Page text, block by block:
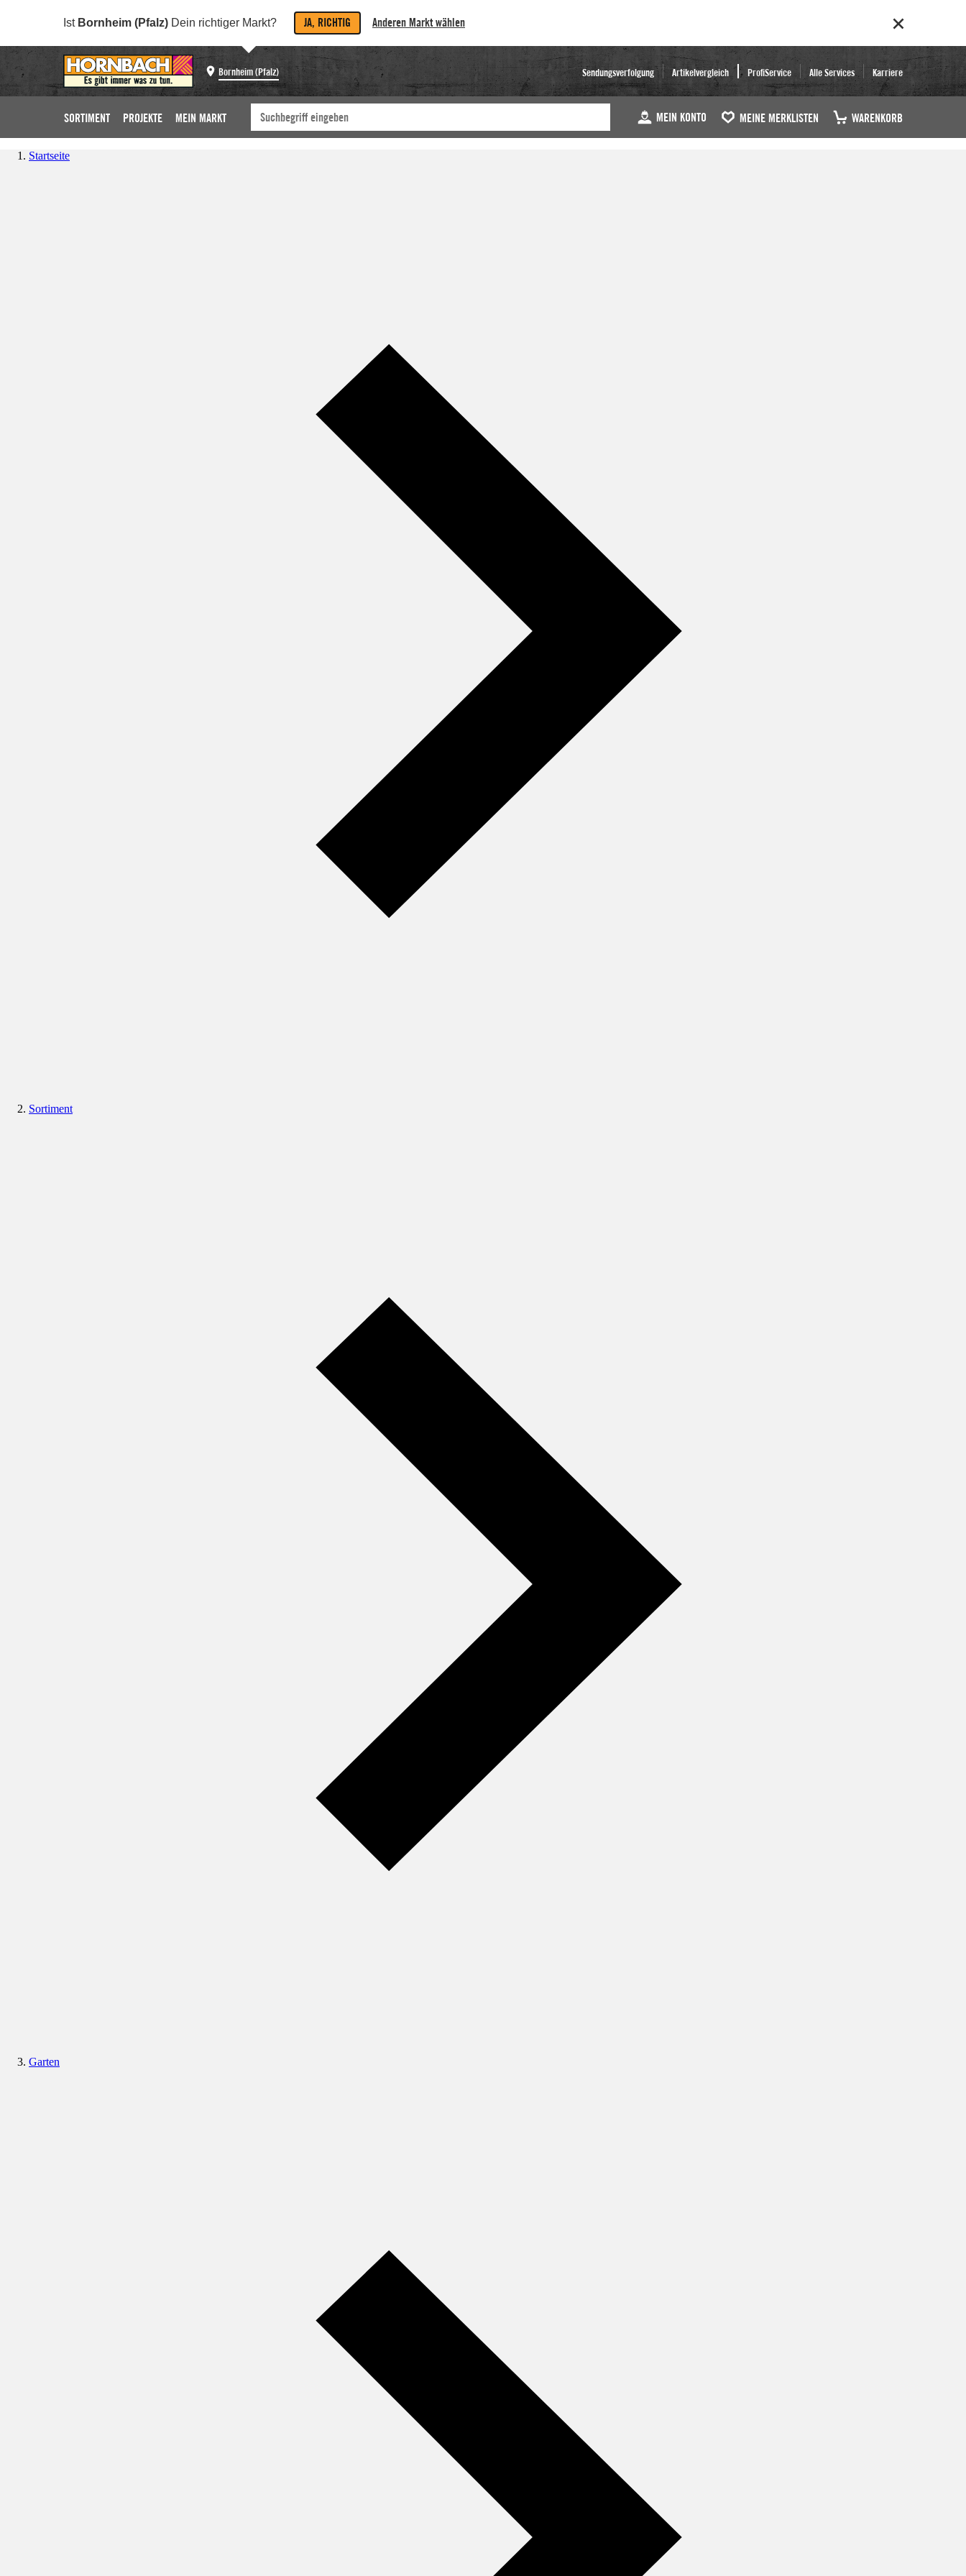
Ist Bornheim (Pfalz) Dein richtiger Markt? JA, RICHTIG Anderen Markt wählen
Bornheim (Pfalz) Sendungsverfolgung Artikelvergleich ProfiService Alle Services Karriere
SORTIMENT PROJEKTE MEIN MARKT MEIN KONTO MEINE MERKLISTEN WARENKORB
Startseite
Sortiment
Garten